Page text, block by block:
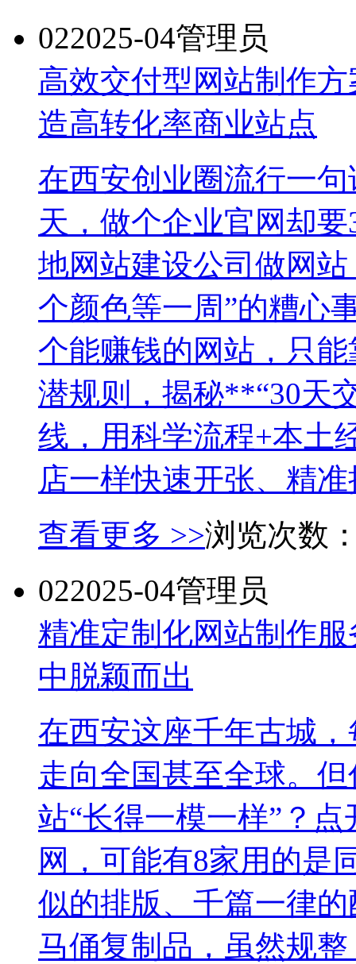
022025-04管理员
高效交付型网站制作
造高转化率商业站点
在西安创业圈流行一
天，做个企业官网却
地网站建设公司做网
个颜色等一周”的糟心
个能赚钱的网站，只
潜规则，揭秘**“30
线，用科学流程+本土
店一样快速开张、精
查看更多 >>浏览次数
022025-04管理员
精准定制化网站制作
中脱颖而出
在西安这座千年古城
走向全国甚至全球。
站“长得一模一样”？
网，可能有8家用的
似的排版、千篇一律
马俑复制品，虽然规